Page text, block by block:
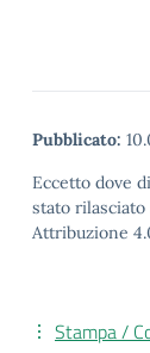
Pubblicato:
Eccetto dove
stato
Attribuzione
Stampa /